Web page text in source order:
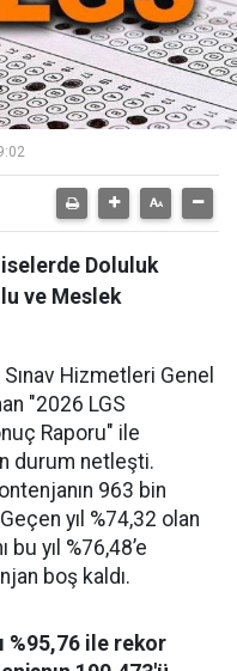
Doluluk
ve Meslek
Hizmetleri Genel
"2026 LGS
Raporu" ile
durum netleşti.
963 bin
yıl %74,32 olan
yıl %76,48’e
boş kaldı.
%95,76 ile rekor